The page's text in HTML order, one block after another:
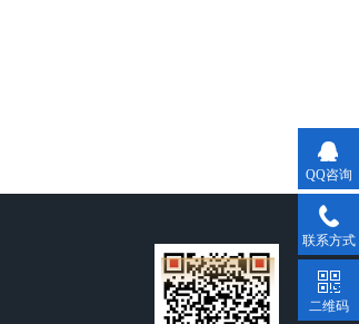
QQ咨询
联系方式
二维码